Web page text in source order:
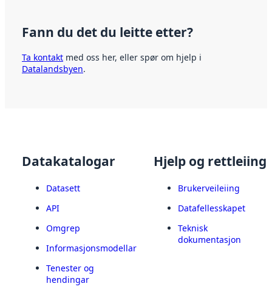
Fann du det du leitte etter?
Ta kontakt med oss her, eller spør om hjelp i
Datalandsbyen.
Datakatalogar
Datasett
API
Omgrep
Informasjonsmodellar
Tenester og
hendingar
Hjelp og rettleiing
Brukerveileiing
Datafellesskapet
Teknisk
dokumentasjon